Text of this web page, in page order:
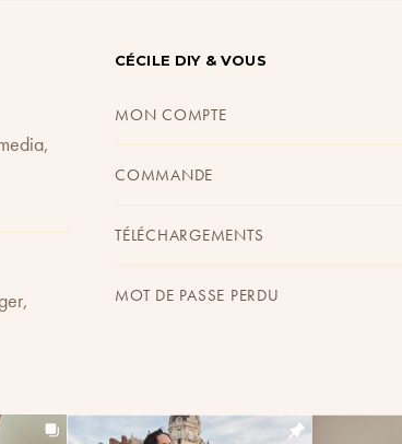
CÉCILE DIY & VOUS
MON COMPTE
COMMANDE
TÉLÉCHARGEMENTS
MOT DE PASSE PERDU